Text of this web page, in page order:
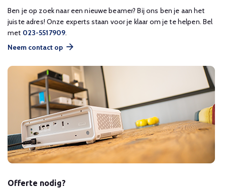
Ben je op zoek naar een nieuwe beamer? Bij ons ben je aan het
juiste adres! Onze experts staan voor je klaar om je te helpen. Bel
met 023-5517909.
Neem contact op
Offerte nodig?